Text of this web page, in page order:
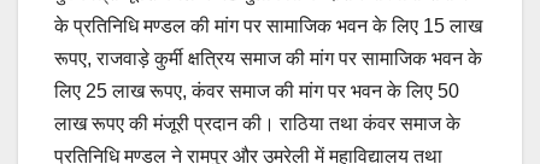
के प्रतिनिधि मण्डल की मांग पर सामाजिक भवन के लिए 15 लाख
रूपए, राजवाड़े कुर्मी क्षत्रिय समाज की मांग पर सामाजिक भवन के
लिए 25 लाख रूपए, कंवर समाज की मांग पर भवन के लिए 50
लाख रूपए की मंजूरी प्रदान की। राठिया तथा कंवर समाज के
प्रतिनिधि मण्डल ने रामपुर और उमरेली में महाविद्यालय तथा